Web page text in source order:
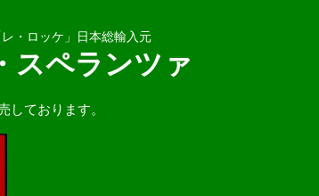
・ロッケ」日本総輸入元
スペランツァ
しております。